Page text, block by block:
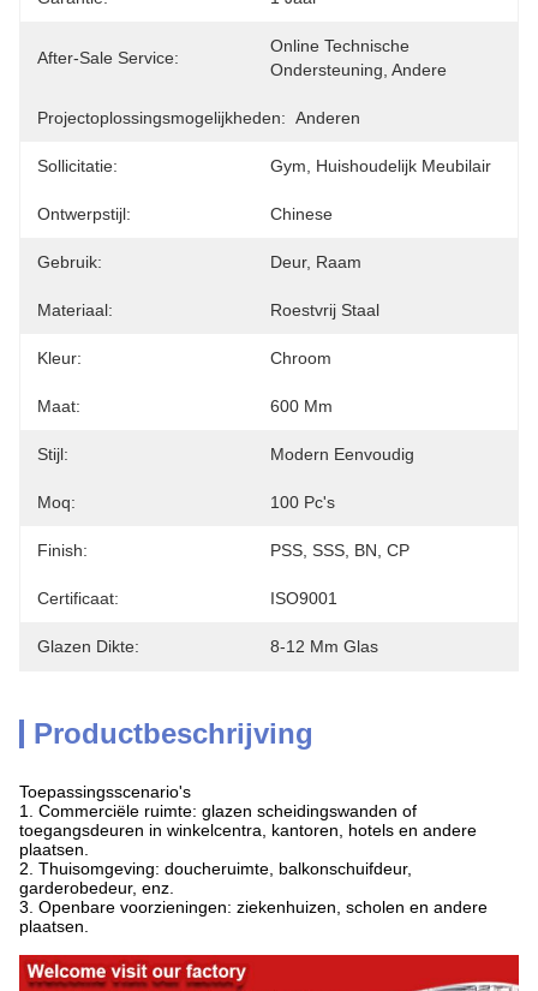
After-Sale Service:
Online Technische
Ondersteuning, Andere
Projectoplossingsmogelijkheden: Anderen
Sollicitatie: Gym, Huishoudelijk Meubilair
Ontwerpstijl: Chinese
Gebruik: Deur, Raam
Materiaal: Roestvrij Staal
Kleur: Chroom
Maat: 600 Mm
Stijl: Modern Eenvoudig
Moq: 100 Pc's
Finish: PSS, SSS, BN, CP
Certificaat: ISO9001
Glazen Dikte: 8-12 Mm Glas
Productbeschrijving
Toepassingsscenario's
1. Commerciële ruimte: glazen scheidingswanden of
toegangsdeuren in winkelcentra, kantoren, hotels en andere
plaatsen.
2. Thuisomgeving: doucheruimte, balkonschuifdeur,
garderobedeur, enz.
3. Openbare voorzieningen: ziekenhuizen, scholen en andere
plaatsen.